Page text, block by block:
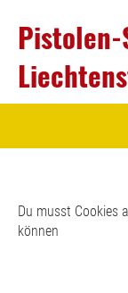
Pistolen-
Du musst Cookies
können